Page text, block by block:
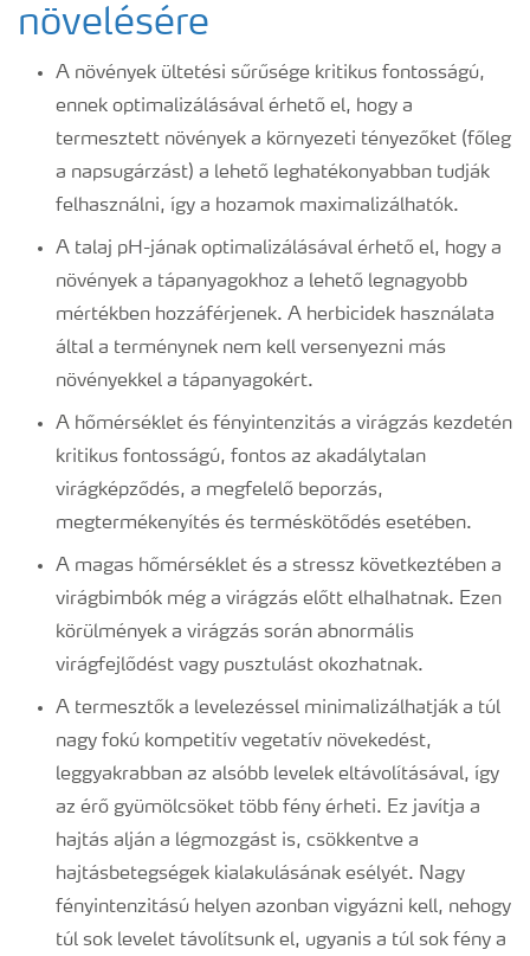
növelésére
A növények ültetési sűrűsége kritikus fontosságú,
ennek optimalizálásával érhető el, hogy a
termesztett növények a környezeti tényezőket (főleg
a napsugárzást) a lehető leghatékonyabban tudják
felhasználni, így a hozamok maximalizálhatók.
A talaj pH-jának optimalizálásával érhető el, hogy a
növények a tápanyagokhoz a lehető legnagyobb
mértékben hozzáférjenek. A herbicidek használata
által a terménynek nem kell versenyezni más
növényekkel a tápanyagokért.
A hőmérséklet és fényintenzitás a virágzás kezdetén
kritikus fontosságú, fontos az akadálytalan
virágképződés, a megfelelő beporzás,
megtermékenyítés és terméskötődés esetében.
A magas hőmérséklet és a stressz következtében a
virágbimbók még a virágzás előtt elhalhatnak. Ezen
körülmények a virágzás során abnormális
virágfejlődést vagy pusztulást okozhatnak.
A termesztők a levelezéssel minimalizálhatják a túl
nagy fokú kompetitív vegetatív növekedést,
leggyakrabban az alsóbb levelek eltávolításával, így
az érő gyümölcsöket több fény érheti. Ez javítja a
hajtás alján a légmozgást is, csökkentve a
hajtásbetegségek kialakulásának esélyét. Nagy
fényintenzitású helyen azonban vigyázni kell, nehogy
túl sok levelet távolítsunk el, ugyanis a túl sok fény a